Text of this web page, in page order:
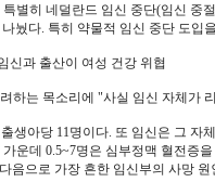
별히 네덜란드 임신 중단(임신 중
눴다. 특히 약물적 임신 중단 도입
신과 출산이 여성 건강 위협
하는 목소리에 "사실 임신 자체가
생아당 11명이다. 또 임신은 그 자
운데 0.5~7명은 심부정맥 혈전증
음으로 가장 흔한 임신부의 사망 원